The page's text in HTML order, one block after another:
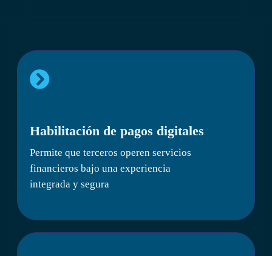
Habilitación de pagos digitales
Permite que terceros operen servicios
financieros bajo una experiencia
integrada y segura